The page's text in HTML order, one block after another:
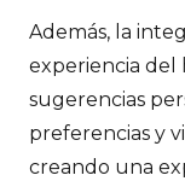
Además, la
experiencia
sugerencias
preferencias y
creando una